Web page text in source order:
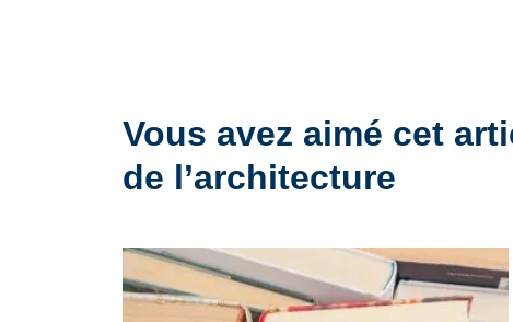
Vous avez aimé cet
de l’architecture